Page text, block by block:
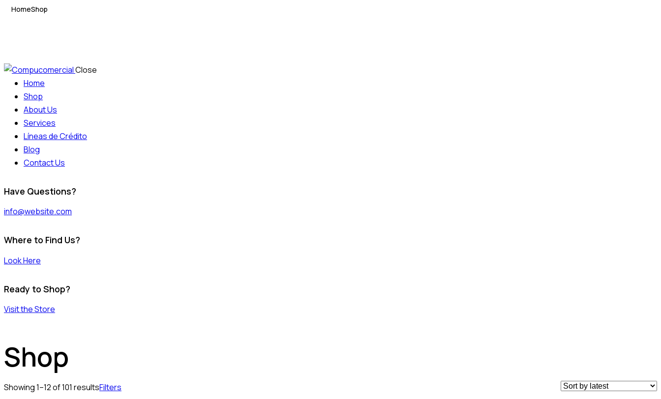
HomeShop
Close
Home
Shop
About Us
Services
Líneas de Crédito
Blog
Contact Us
Have Questions?
info@website.com
Where to Find Us?
Look Here
Ready to Shop?
Visit the Store
Shop
Showing 1–12 of 101 resultsFilters